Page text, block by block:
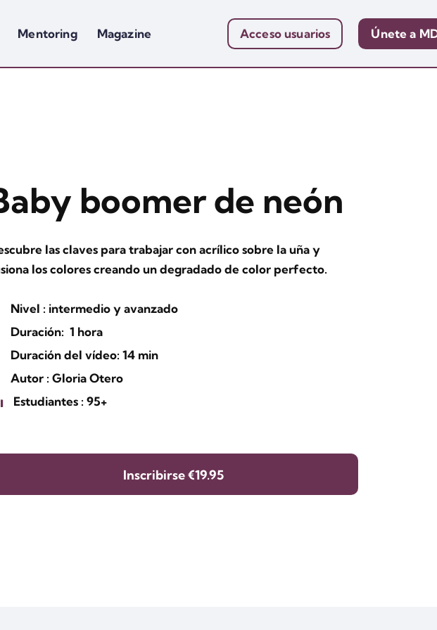
Mentoring Magazine Acceso usuarios Únete a
boomer de neón
las claves para trabajar con acrílico sobre la uña y
los colores creando un degradado de color perfecto.
Nivel : intermedio y avanzado
Duración: 1 hora
Duración del vídeo: 14 min
Autor : Gloria Otero
Estudiantes : 95+
Inscribirse€19.95